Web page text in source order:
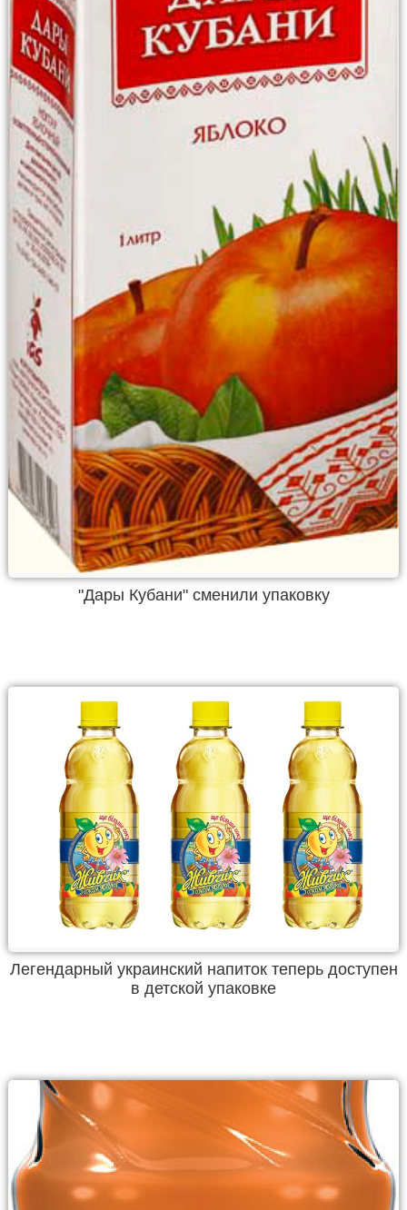
"Дары Кубани" сменили упаковку
Легендарный украинский напиток теперь доступен
в детской упаковке